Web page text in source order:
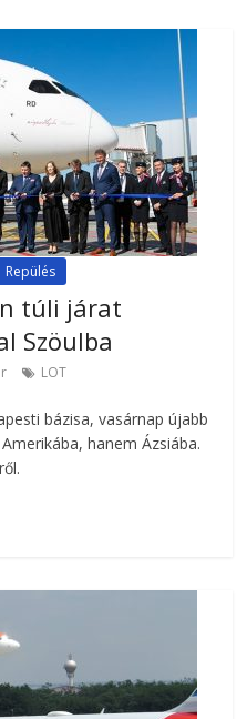
Repülés
túli járat
Szöulba
LOT
bázisa, vasárnap újabb
hanem Ázsiába.